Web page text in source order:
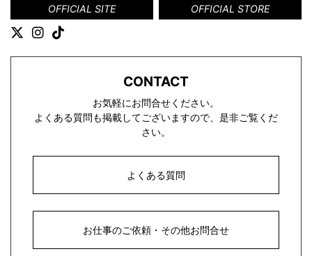
OFFICIAL SITE OFFICIAL STORE
CONTACT
お気軽にお問合せください。
よくある質問も掲載してございますので、是非ご覧くだ
さい。
よくある質問
お仕事のご依頼・その他お問合せ